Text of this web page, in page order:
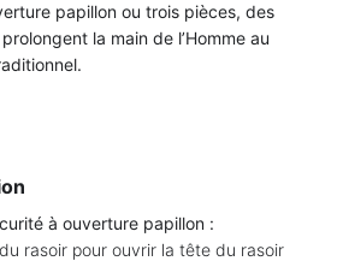
papillon ou trois pièces, des
prolongent la main de l’Homme au
à ouverture papillon :
rasoir pour ouvrir la tête du rasoir